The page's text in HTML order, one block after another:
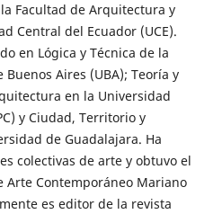
Facultad de Arquitectura y
Central del Ecuador (UCE).
en Lógica y Técnica de la
Aires (UBA); Teoría y
en la Universidad
y Ciudad, Territorio y
de Guadalajara. Ha
colectivas de arte y obtuvo el
Contemporáneo Mariano
es editor de la revista